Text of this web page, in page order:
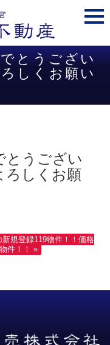
とうござい
しくお願い
とうござい
ろしくお願
新規登録119物件！！価格
件！！ »